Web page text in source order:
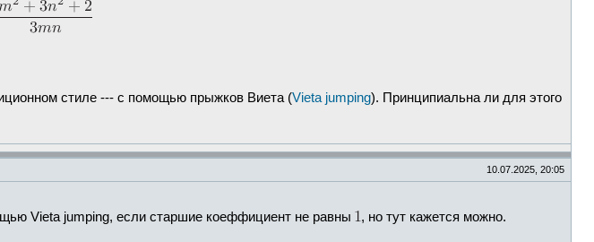
стиле --- с помощью прыжков Виета (Vieta jumping). Принципиальна ли для этого
10.07.2025, 20:05
Vieta jumping, если старшие коеффициент не равны
, но тут кажется можно.